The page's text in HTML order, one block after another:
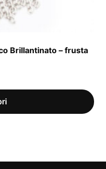
Brillantinato – frusta